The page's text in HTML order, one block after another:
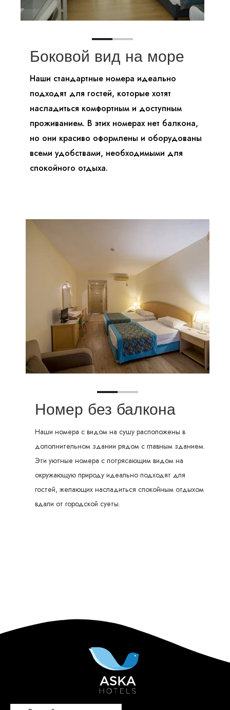
Боковой вид на море
Наши стандартные номера идеально
подходят для гостей, которые хотят
насладиться комфортным и доступным
проживанием. В этих номерах нет балкона,
но они красиво оформлены и оборудованы
всеми удобствами, необходимыми для
спокойного отдыха.
Номер без балкона
Наши номера с видом на сушу расположены в
дополнительном здании рядом с главным зданием.
Эти уютные номера с потрясающим видом на
окружающую природу идеально подходят для
гостей, желающих насладиться спокойным отдыхом
вдали от городской суеты.